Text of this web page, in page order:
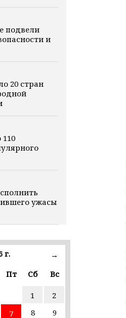
подвели
и
20 стран
ужасы
химию и
через призму
на
г.
→
Пт Сб Вс
1
2
7 8
9